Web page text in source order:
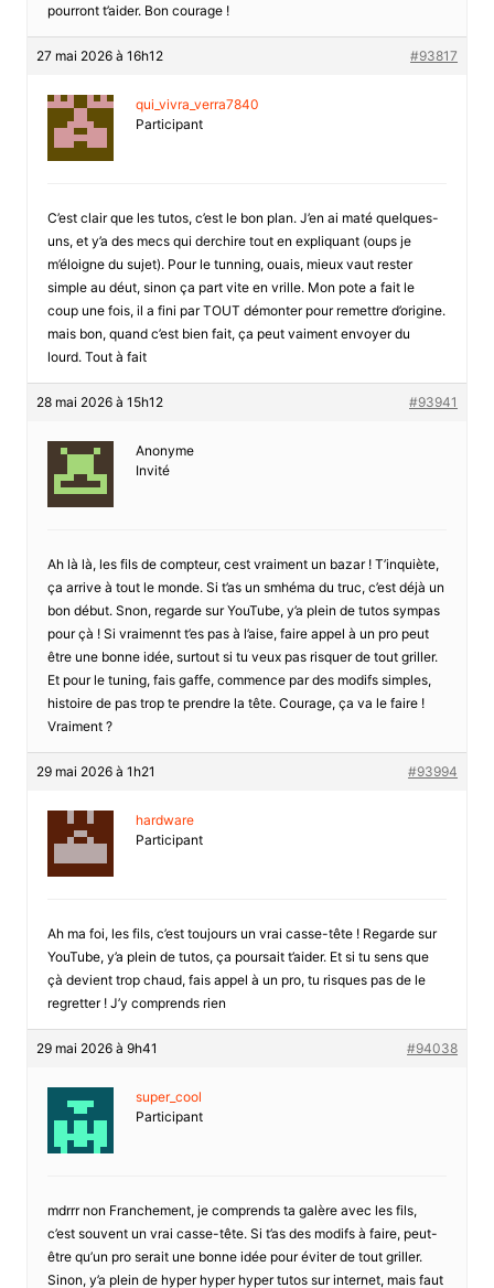
pourront t’aider. Bon courage !
27 mai 2026 à 16h12 #93817
qui_vivra_verra7840
Participant
C’est clair que les tutos, c’est le bon plan. J’en ai maté quelques-
uns, et y’a des mecs qui derchire tout en expliquant (oups je
m’éloigne du sujet). Pour le tunning, ouais, mieux vaut rester
simple au déut, sinon ça part vite en vrille. Mon pote a fait le
coup une fois, il a fini par TOUT démonter pour remettre d’origine.
mais bon, quand c’est bien fait, ça peut vaiment envoyer du
lourd. Tout à fait
28 mai 2026 à 15h12 #93941
Anonyme
Invité
Ah là là, les fils de compteur, cest vraiment un bazar ! T’inquiète,
ça arrive à tout le monde. Si t’as un smhéma du truc, c’est déjà un
bon début. Snon, regarde sur YouTube, y’a plein de tutos sympas
pour çà ! Si vraimennt t’es pas à l’aise, faire appel à un pro peut
être une bonne idée, surtout si tu veux pas risquer de tout griller.
Et pour le tuning, fais gaffe, commence par des modifs simples,
histoire de pas trop te prendre la tête. Courage, ça va le faire !
Vraiment ?
29 mai 2026 à 1h21 #93994
hardware
Participant
Ah ma foi, les fils, c’est toujours un vrai casse-tête ! Regarde sur
YouTube, y’a plein de tutos, ça poursait t’aider. Et si tu sens que
çà devient trop chaud, fais appel à un pro, tu risques pas de le
regretter ! J’y comprends rien
29 mai 2026 à 9h41 #94038
super_cool
Participant
mdrrr non Franchement, je comprends ta galère avec les fils,
c’est souvent un vrai casse-tête. Si t’as des modifs à faire, peut-
être qu’un pro serait une bonne idée pour éviter de tout griller.
Sinon, y’a plein de hyper hyper hyper tutos sur internet, mais faut